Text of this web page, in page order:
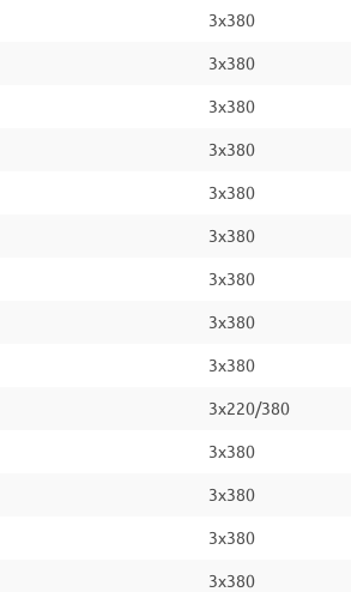
3x380
3x380
3x380
3x380
3x380
3x380
3x380
3x380
3x380
3x220/380
3x380
3x380
3x380
3x380